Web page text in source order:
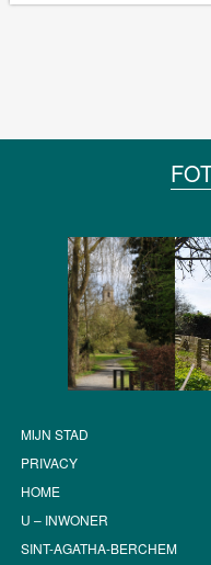
MIJN STAD
PRIVACY
HOME
U – INWONER
SINT-AGATHA-BERCHEM